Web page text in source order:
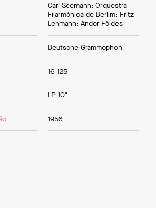
Carl Seemann; Orquestra
Filarmónica de Berlim; Fritz
Lehmann; Andor Földes
Deutsche Grammophon
16 125
LP 10"
1956